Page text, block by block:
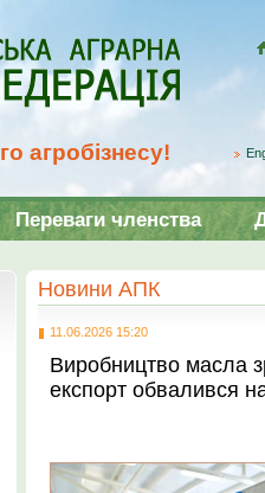
агробізнесу!
Переваги членства
Новини АПК
11.06.2026 15:20
Виробництво масла
експорт обвалився